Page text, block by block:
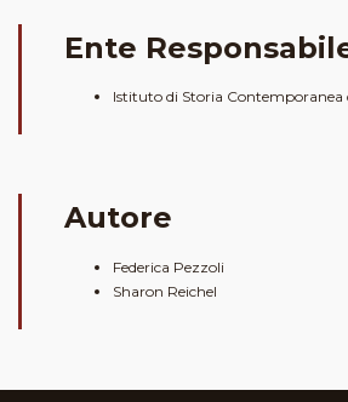
Ente
Istituto di Storia Contemporanea
Autore
Federica Pezzoli
Sharon Reichel